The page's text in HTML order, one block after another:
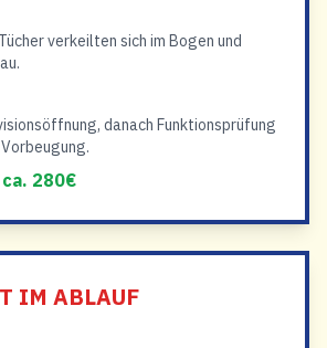
verkeilten sich im Bogen und
danach Funktionsprüfung
280€
IM ABLAUF